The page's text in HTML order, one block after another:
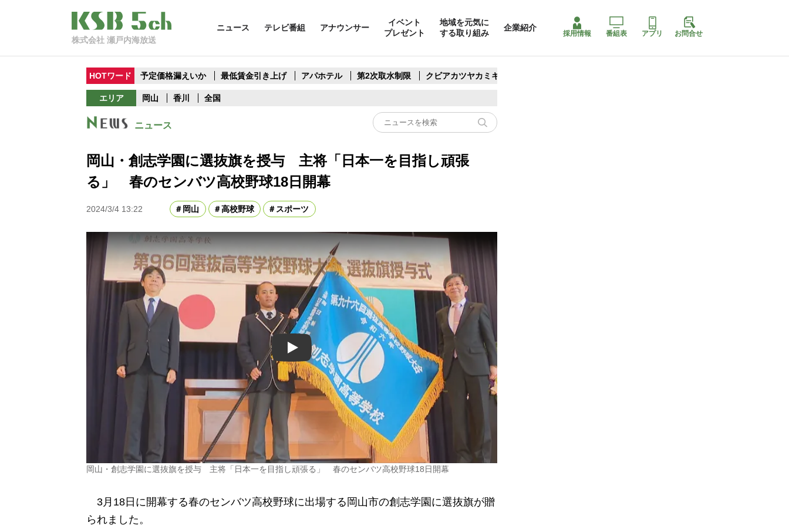
株式会社 瀬戸内海放送
ニュース テレビ番組 アナウンサー
イベント
プレゼント
地域を元気に
する取り組み
企業紹介
採用情報 番組表 アプリ お問合せ
HOTワード 予定価格漏えいか 最低賃金引き上げ アパホテル 第2次取水制限 クビアカツヤカミキリ
エリア 岡山 香川 全国
ニュース
岡山・創志学園に選抜旗を授与 主将「日本一を目指し頑張
る」 春のセンバツ高校野球18日開幕
2024/3/4 13:22 岡山 高校野球 スポーツ
Play
岡山・創志学園に選抜旗を授与 主将「日本一を目指し頑張る」 春のセンバツ高校野球18日開幕
3月18日に開幕する春のセンバツ高校野球に出場する岡山市の創志学園に選抜旗が贈
られました。